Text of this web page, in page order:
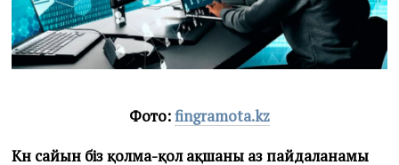
6
Фото:fingramota.kz
Күн сайын біз қолма-қол ақшаны аз пайдаланамы